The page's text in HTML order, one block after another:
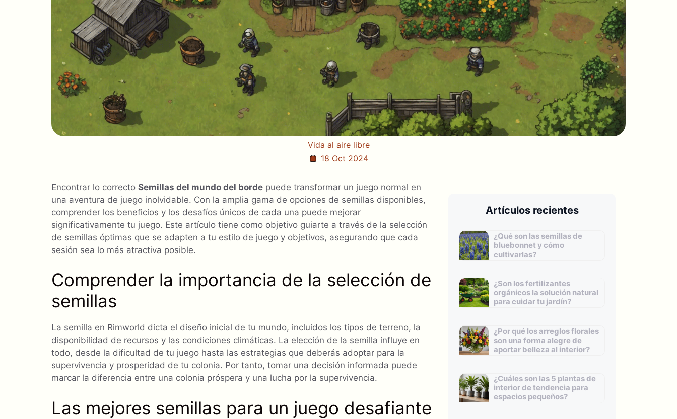
Vida al aire libre
18 Oct 2024
Encontrar lo correcto Semillas del mundo del borde puede transformar un juego normal en
una aventura de juego inolvidable. Con la amplia gama de opciones de semillas disponibles,
comprender los beneficios y los desafíos únicos de cada una puede mejorar
significativamente tu juego. Este artículo tiene como objetivo guiarte a través de la selección
de semillas óptimas que se adapten a tu estilo de juego y objetivos, asegurando que cada
sesión sea lo más atractiva posible.
Comprender la importancia de la selección de
semillas
La semilla en Rimworld dicta el diseño inicial de tu mundo, incluidos los tipos de terreno, la
disponibilidad de recursos y las condiciones climáticas. La elección de la semilla influye en
todo, desde la dificultad de tu juego hasta las estrategias que deberás adoptar para la
supervivencia y prosperidad de tu colonia. Por tanto, tomar una decisión informada puede
marcar la diferencia entre una colonia próspera y una lucha por la supervivencia.
Las mejores semillas para un juego desafiante
Artículos recientes
¿Qué son las semillas de
bluebonnet y cómo
cultivarlas?
¿Son los fertilizantes
orgánicos la solución natural
para cuidar tu jardín?
¿Por qué los arreglos florales
son una forma alegre de
aportar belleza al interior?
¿Cuáles son las 5 plantas de
interior de tendencia para
espacios pequeños?